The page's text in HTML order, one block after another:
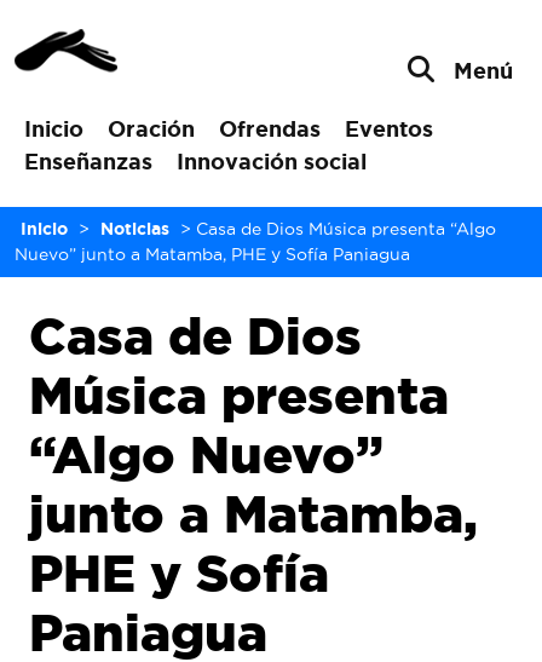
Inicio Oración Ofrendas
Eventos
Enseñanzas
Innovación social
Menú
Inicio > Noticias > Casa de Dios Música presenta “Algo
Nuevo” junto a Matamba, PHE y Sofía Paniagua
Casa de Dios
Música presenta
“Algo Nuevo”
junto a Matamba,
PHE y Sofía
Paniagua